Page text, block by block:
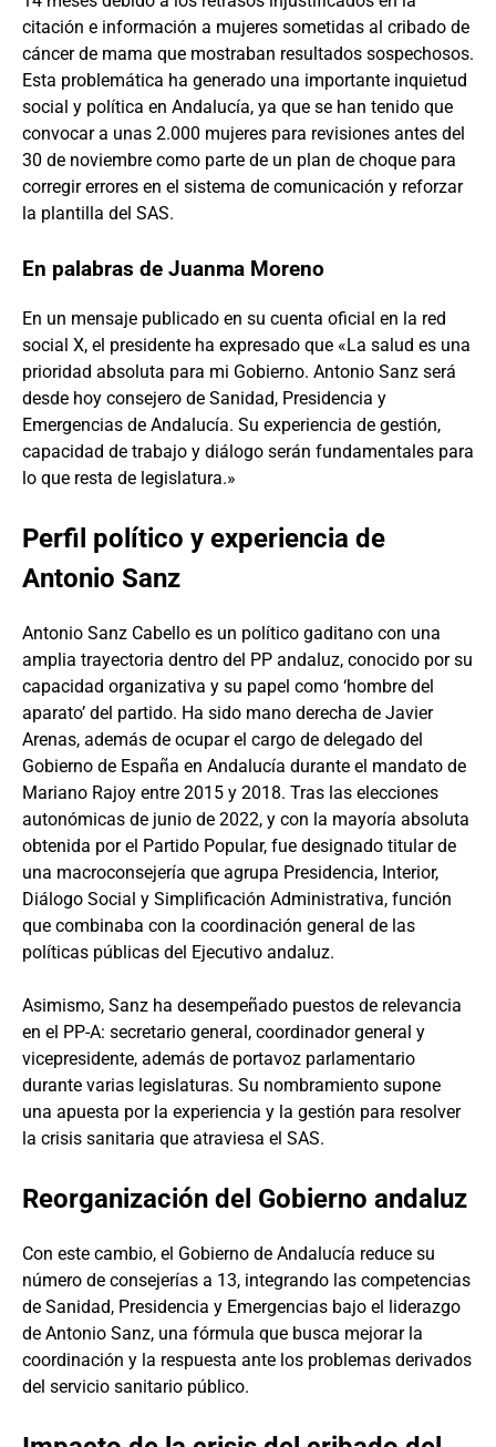
citación e información a mujeres sometidas al cribado de
cáncer de mama que mostraban resultados sospechosos.
Esta problemática ha generado una importante inquietud
social y política en Andalucía, ya que se han tenido que
convocar a unas 2.000 mujeres para revisiones antes del
30 de noviembre como parte de un plan de choque para
corregir errores en el sistema de comunicación y reforzar
la plantilla del SAS.
En palabras de Juanma Moreno
En un mensaje publicado en su cuenta oficial en la red
social X, el presidente ha expresado que «La salud es una
prioridad absoluta para mi Gobierno. Antonio Sanz será
desde hoy consejero de Sanidad, Presidencia y
Emergencias de Andalucía. Su experiencia de gestión,
capacidad de trabajo y diálogo serán fundamentales para
lo que resta de legislatura.»
Perfil político y experiencia de
Antonio Sanz
Antonio Sanz Cabello es un político gaditano con una
amplia trayectoria dentro del PP andaluz, conocido por su
capacidad organizativa y su papel como ‘hombre del
aparato’ del partido. Ha sido mano derecha de Javier
Arenas, además de ocupar el cargo de delegado del
Gobierno de España en Andalucía durante el mandato de
Mariano Rajoy entre 2015 y 2018. Tras las elecciones
autonómicas de junio de 2022, y con la mayoría absoluta
obtenida por el Partido Popular, fue designado titular de
una macroconsejería que agrupa Presidencia, Interior,
Diálogo Social y Simplificación Administrativa, función
que combinaba con la coordinación general de las
políticas públicas del Ejecutivo andaluz.
Asimismo, Sanz ha desempeñado puestos de relevancia
en el PP-A: secretario general, coordinador general y
vicepresidente, además de portavoz parlamentario
durante varias legislaturas. Su nombramiento supone
una apuesta por la experiencia y la gestión para resolver
la crisis sanitaria que atraviesa el SAS.
Reorganización del Gobierno andaluz
Con este cambio, el Gobierno de Andalucía reduce su
número de consejerías a 13, integrando las competencias
de Sanidad, Presidencia y Emergencias bajo el liderazgo
de Antonio Sanz, una fórmula que busca mejorar la
coordinación y la respuesta ante los problemas derivados
del servicio sanitario público.